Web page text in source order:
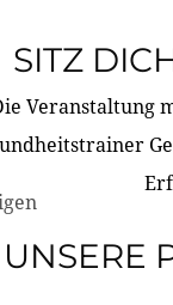
SITZ
Veranstaltung
UNSERE